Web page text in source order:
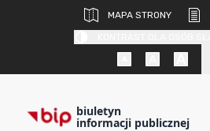
MAPA STRONY
biuletyn
informacji publicznej